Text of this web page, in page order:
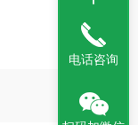
电话咨询